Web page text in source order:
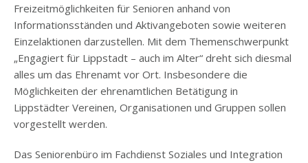
Freizeitmöglichkeiten für Senioren anhand von
Informationsständen und Aktivangeboten sowie weiteren
Einzelaktionen darzustellen. Mit dem Themenschwerpunkt
„Engagiert für Lippstadt – auch im Alter“ dreht sich diesmal
alles um das Ehrenamt vor Ort. Insbesondere die
Möglichkeiten der ehrenamtlichen Betätigung in
Lippstädter Vereinen, Organisationen und Gruppen sollen
vorgestellt werden.
Das Seniorenbüro im Fachdienst Soziales und Integration